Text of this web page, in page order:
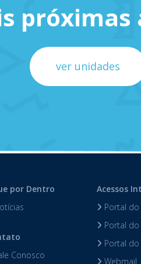
próximas
ver unidades
por Dentro
Conosco
Acessos
Portal do
Portal do
Portal
Webmail